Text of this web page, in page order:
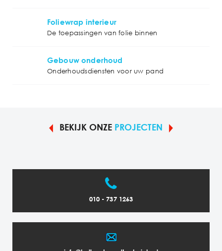
Foliewrap interieur
De toepassingen van folie binnen
Gebouw onderhoud
Onderhoudsdiensten voor uw pand
BEKIJK ONZE PROJECTEN
010 - 737 1263